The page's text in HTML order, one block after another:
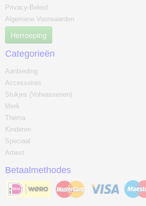
Privacy-Beleid
Algemene Voorwaarden
Herroeping
Categorieën
Aanbieding
Accessoires
Stukjes (Volwassenen)
Merk
Thema
Kinderen
Speciaal
Artiest
Betaalmethodes